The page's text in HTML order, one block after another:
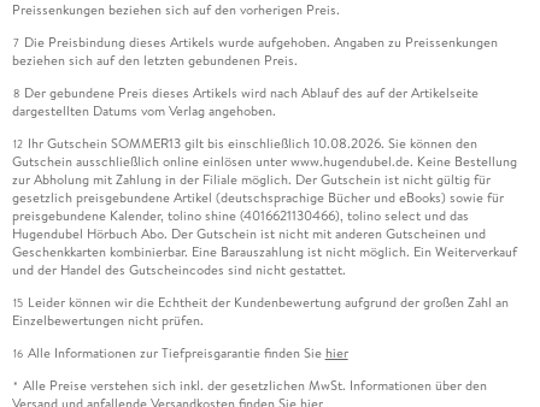
Preissenkungen beziehen sich auf den vorherigen Preis.
7 Die Preisbindung dieses Artikels wurde aufgehoben. Angaben zu Preissenkungen
beziehen sich auf den letzten gebundenen Preis.
8 Der gebundene Preis dieses Artikels wird nach Ablauf des auf der Artikelseite
dargestellten Datums vom Verlag angehoben.
12 Ihr Gutschein SOMMER13 gilt bis einschließlich 10.08.2026. Sie können den
Gutschein ausschließlich online einlösen unter www.hugendubel.de. Keine Bestellung
zur Abholung mit Zahlung in der Filiale möglich. Der Gutschein ist nicht gültig für
gesetzlich preisgebundene Artikel (deutschsprachige Bücher und eBooks) sowie für
preisgebundene Kalender, tolino shine (4016621130466), tolino select und das
Hugendubel Hörbuch Abo. Der Gutschein ist nicht mit anderen Gutscheinen und
Geschenkkarten kombinierbar. Eine Barauszahlung ist nicht möglich. Ein Weiterverkauf
und der Handel des Gutscheincodes sind nicht gestattet.
15 Leider können wir die Echtheit der Kundenbewertung aufgrund der großen Zahl an
Einzelbewertungen nicht prüfen.
16 Alle Informationen zur Tiefpreisgarantie finden Sie hier
* Alle Preise verstehen sich inkl. der gesetzlichen MwSt. Informationen über den